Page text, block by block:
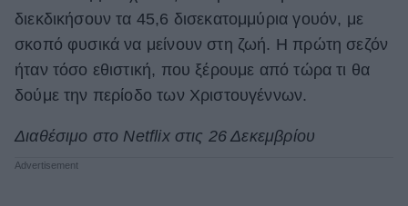
διεκδικήσουν τα 45,6 δισεκατομμύρια γουόν, με
σκοπό φυσικά να μείνουν στη ζωή. Η πρώτη σεζόν
ήταν τόσο εθιστική, που ξέρουμε από τώρα τι θα
δούμε την περίοδο των Χριστουγέννων.
Διαθέσιμο στο Netflix στις 26 Δεκεμβρίου